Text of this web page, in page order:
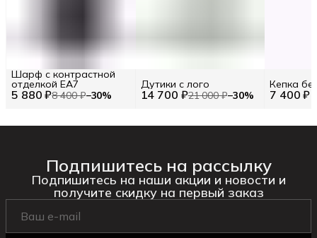
5 880 ₽8 400 ₽−30%
Шарф с контрастной
отделкой EA7
14 700 ₽21 000 ₽−30%
Дутики с лого
7 400 ₽
Кепка
Подпишитесь на рассылку
Подпишитесь на наши акции и новости и
получите скидку на первый заказ